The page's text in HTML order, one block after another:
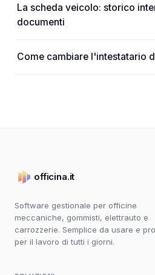
La scheda veicolo: storico
documenti
Come cambiare l'intestatario
officina.it
Software gestionale per officine
meccaniche, gommisti, elettrauto e
carrozzerie. Semplice da usare e
per il lavoro di tutti i giorni.